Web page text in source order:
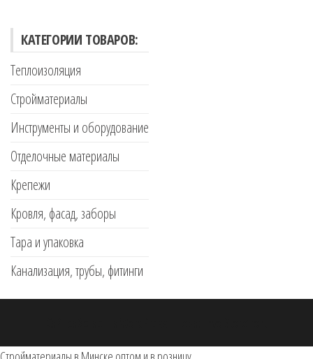
КАТЕГОРИИ ТОВАРОВ:
Теплоизоляция
Стройматериалы
Инструменты и оборудование
Отделочные материалы
Крепежи
Кровля, фасад, заборы
Тара и упаковка
Канализация, трубы, фитинги